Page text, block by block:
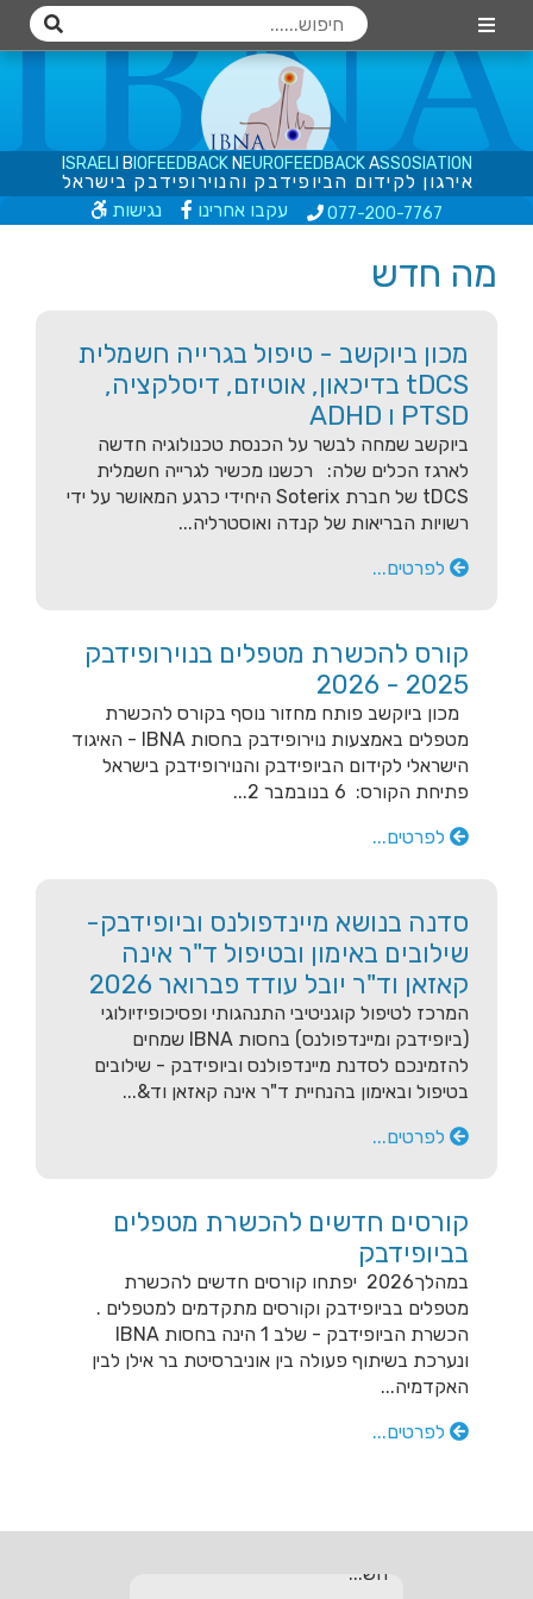
SRAELI B OFEEDBACK N EUROFEEDBACK ASSOS AT ON
אירגון לקידום הביו פידב ק והנוירופידב ק בישראל
077-200-7767 עקבו אחרינו נגישות
מה חדש
מכון ביוקשב - טיפול בגרייה חשמלית
tDCS בדיכאון, אוטיזם, דיסלקציה,
PTSD ו ADHD
ביוקשב שמחה לבשר על הכנסת טכנולוגיה חדשה
לארגז הכלים שלה: רכשנו מכשיר לגרייה חשמלית
tDCS של חברת Soterix היחידי כרגע המאושר על ידי
רשויות הבריאות של קנדה ואוסטרליה...
לפרטים...
קורס להכשרת מטפלים בנוירופידבק
2025 - 2026
מכון ביוקשב פותח מחזור נוסף בקורס להכשרת
מטפלים באמצעות נוירופידבק בחסות IBNA - האיגוד
הישראלי לקידום הביופידבק והנוירופידבק בישראל
פתיחת הקורס: 6 בנובמבר 2...
לפרטים...
סדנה בנושא מיינדפולנס וביופידבק-
שילובים באימון ובטיפול ד"ר אינה
קאזאן וד"ר יובל עודד פברואר 2026
המרכז לטיפול קוגניטיבי התנהגותי ופסיכופיזיולוגי
(ביופידבק ומיינדפולנס) בחסות IBNA שמחים
להזמינכם לסדנת מיינדפולנס וביופידבק - שילובים
בטיפול ובאימון בהנחיית ד"ר אינה קאזאן וד&...
לפרטים...
קורסים חדשים להכשרת מטפלים
בביופידבק
במהלך2026 יפתחו קורסים חדשים להכשרת
מטפלים בביופידבק וקורסים מתקדמים למטפלים .
הכשרת הביופידבק - שלב 1 הינה בחסות IBNA
ונערכת בשיתוף פעולה בין אוניברסיטת בר אילן לבין
האקדמיה...
לפרטים...